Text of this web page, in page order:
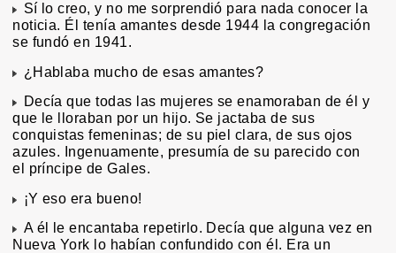
Sí lo creo, y no me sorprendió para nada conocer la
noticia. Él tenía amantes desde 1944 la congregación
se fundó en 1941.
¿Hablaba mucho de esas amantes?
Decía que todas las mujeres se enamoraban de él y
que le lloraban por un hijo. Se jactaba de sus
conquistas femeninas; de su piel clara, de sus ojos
azules. Ingenuamente, presumía de su parecido con
el príncipe de Gales.
¡Y eso era bueno!
A él le encantaba repetirlo. Decía que alguna vez en
Nueva York lo habían confundido con él. Era un